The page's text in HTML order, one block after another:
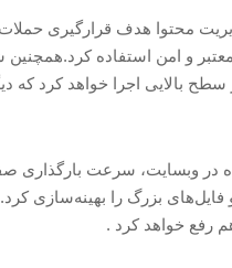
محتوا هدف قرارگیری
معتبر و امن استفاده
بالایی اجرا خواهد کرد که
در وبسایت، سرعت
و فایل‌های بزرگ را
رفع خواهد کرد .